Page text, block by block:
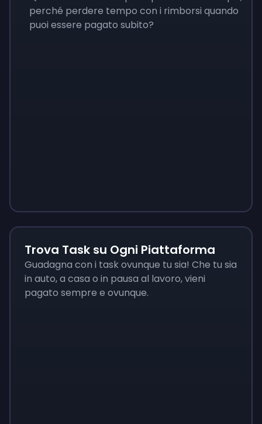
perché perdere tempo con i rimborsi quando
puoi essere pagato subito?
Trova Task su Ogni Piattaforma
Guadagna con i task ovunque tu sia! Che tu sia
in auto, a casa o in pausa al lavoro, vieni
pagato sempre e ovunque.